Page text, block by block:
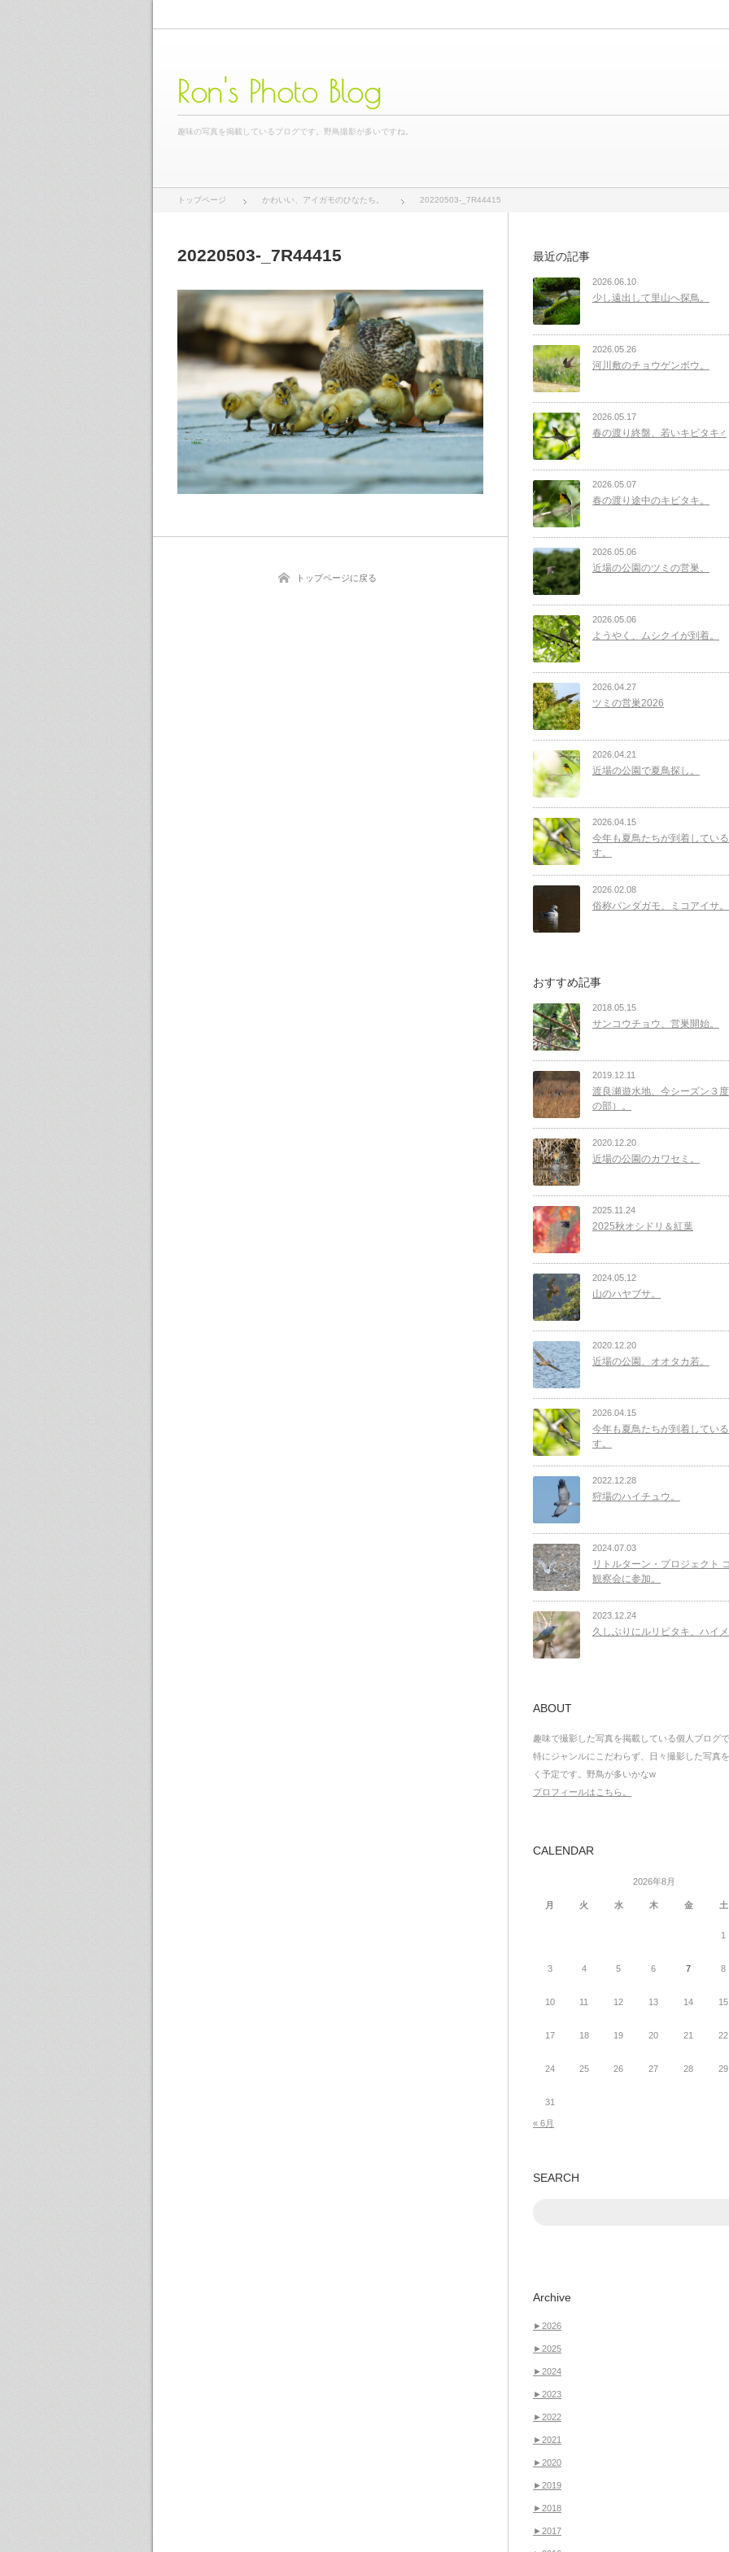
Ron's Photo Blog
趣味の写真を掲載しているブログです。野鳥撮影が多いですね。
トップページ かわいい、アイガモのひなたち。 20220503-_7R44415
20220503-_7R44415
トップページに戻る
最近の記事
2026.06.10
少し遠出して里山へ探鳥。
2026.05.26
河川敷のチョウゲンボウ。
2026.05.17
春の渡り終盤、若いキビタキ♂
2026.05.07
春の渡り途中のキビタキ。
2026.05.06
近場の公園のツミの営巣。
2026.05.06
ようやく、ムシクイが到着。
2026.04.27
ツミの営巣2026
2026.04.21
近場の公園で夏鳥探し。
2026.04.15
今年も夏鳥たちが到着してい
す。
2026.02.08
俗称パンダガモ、ミコアイサ。
おすすめ記事
2018.05.15
サンコウチョウ、営巣開始。
2019.12.11
渡良瀬遊水地、今シーズン３
の部）。
2020.12.20
近場の公園のカワセミ。
2025.11.24
2025秋オシドリ＆紅葉
2024.05.12
山のハヤブサ。
2020.12.20
近場の公園、オオタカ若。
2026.04.15
今年も夏鳥たちが到着してい
す。
2022.12.28
狩場のハイチュウ。
2024.07.03
リトルターン・プロジェクト
観察会に参加。
2023.12.24
久しぶりにルリビタキ、ハイ
ABOUT
趣味で撮影した写真を掲載している個人ブログ
特にジャンルにこだわらず、日々撮影した写真
く予定です。野鳥が多いかなw
プロフィールはこちら。
CALENDAR
2026年8月
月 火 水 木 金 土
1
3 4 5 6 7 8
10 11 12 13 14 15
17 18 19 20 21 22
24 25 26 27 28 29
31
« 6月
SEARCH
Archive
►2026
►2025
►2024
►2023
►2022
►2021
►2020
►2019
►2018
►2017